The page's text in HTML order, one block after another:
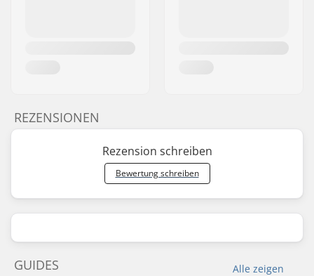
REZENSIONEN
Rezension schreiben
Bewertung schreiben
Alle zeigen
GUIDES